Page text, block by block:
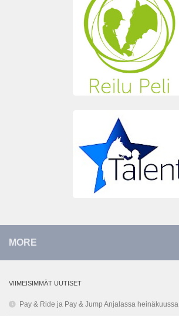
MORE
VIIMEISIMMÄT UUTISET
Pay & Ride ja Pay & Jump Anjalassa heinäkuussa